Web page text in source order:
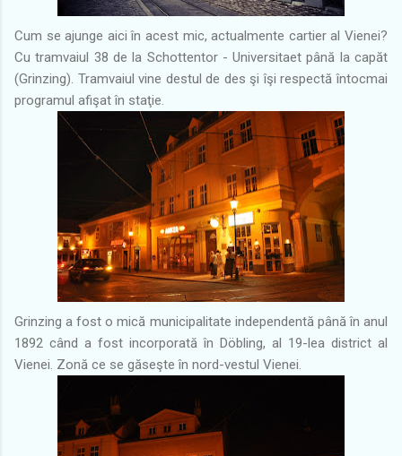
Cum se ajunge aici în acest mic, actualmente cartier al Vienei?
Cu tramvaiul 38 de la Schottentor - Universitaet până la capăt
(Grinzing). Tramvaiul vine destul de des şi îşi respectă întocmai
programul afişat în staţie.
Grinzing a fost o mică municipalitate independentă până în anul
1892 când a fost incorporată în Döbling, al 19-lea district al
Vienei. Zonă ce se găseşte în nord-vestul Vienei.